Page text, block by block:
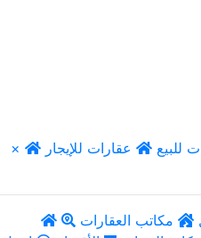
× للبيع
عقارات للإيجار
مكاتب العقارات